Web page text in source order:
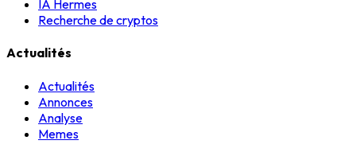
IA Hermes
Recherche de cryptos
Actualités
Actualités
Annonces
Analyse
Memes